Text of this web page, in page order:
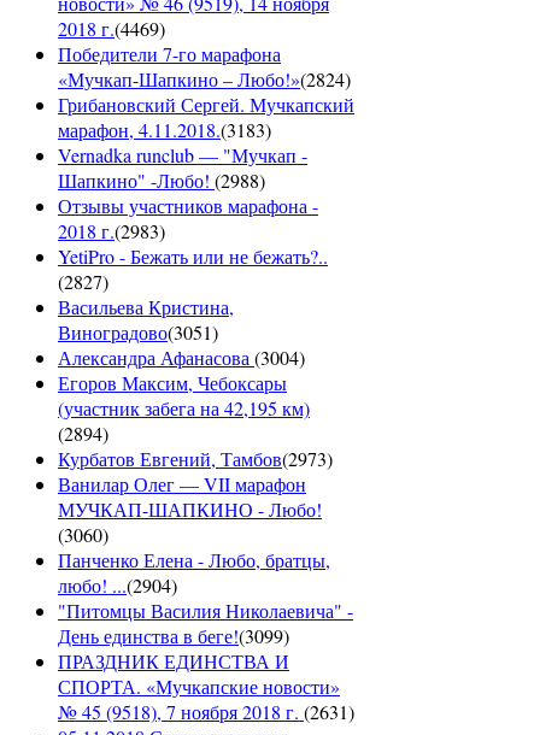
2018 г.(4469)
Победители 7-го марафона
«Мучкап-Шапкино – Любо!»(2824)
Грибановский Сергей. Мучкапский
марафон, 4.11.2018.(3183)
Vernadka runclub — "Мучкап -
Шапкино" -Любо! (2988)
Отзывы участников марафона -
2018 г.(2983)
YetiPro - Бежать или не бежать?..
(2827)
Васильева Кристина,
Виноградово(3051)
Александра Афанасова(3004)
Егоров Максим, Чебоксары
(участник забега на 42,195 км)
(2894)
Курбатов Евгений, Тамбов(2973)
Ванилар Олег — VII марафон
МУЧКАП-ШАПКИНО - Любо!
(3060)
Панченко Елена - Любо, братцы,
любо! ...(2904)
"Питомцы Василия Николаевича" -
День единства в беге!(3099)
ПРАЗДНИК ЕДИНСТВА И
СПОРТА. «Мучкапские новости»
№ 45 (9518), 7 ноября 2018 г. (2631)